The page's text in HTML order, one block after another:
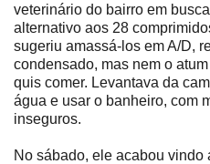
veterinário do bairro em
alternativo aos 28
sugeriu amassá-los em A/D,
condensado, mas nem o
quis comer. Levantava da
água e usar o banheiro, com
inseguros.
No sábado, ele acabou vindo